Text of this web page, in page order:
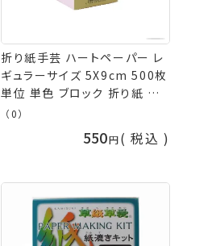
折り紙手芸 ハートペーパー レ
ギュラーサイズ 5X9cm 500枚
単位 単色 ブロック 折り紙 クリ
ーム 黄色 オレンジ グリーン ダ
ークグリーン 水色 ブルー ダー
クブルー ピンク ローズ 赤 藤
ホワイト ブラック ブラウン 緑
青 terai 手芸の山久
（0）
550 税込